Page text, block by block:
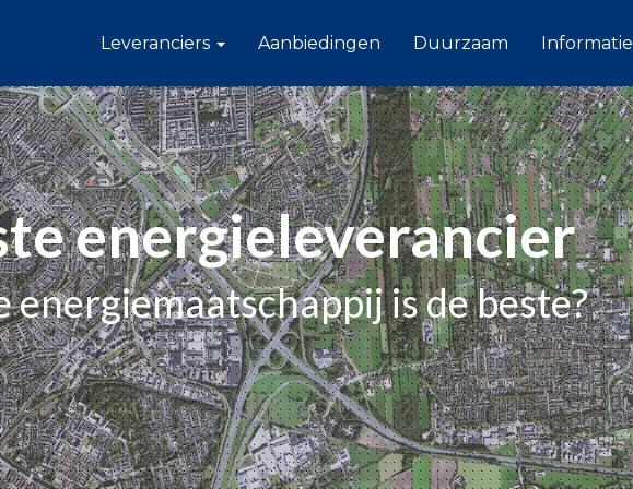
Leveranciers Aanbiedingen Duurzaam Informatie
energieleverancier
energiemaatschappij is de beste?